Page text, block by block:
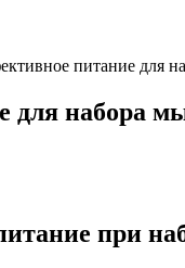
питание для
для набора
при